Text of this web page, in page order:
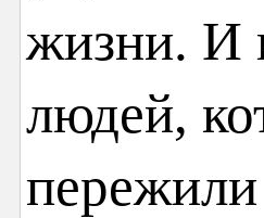
жизни. И
людей,